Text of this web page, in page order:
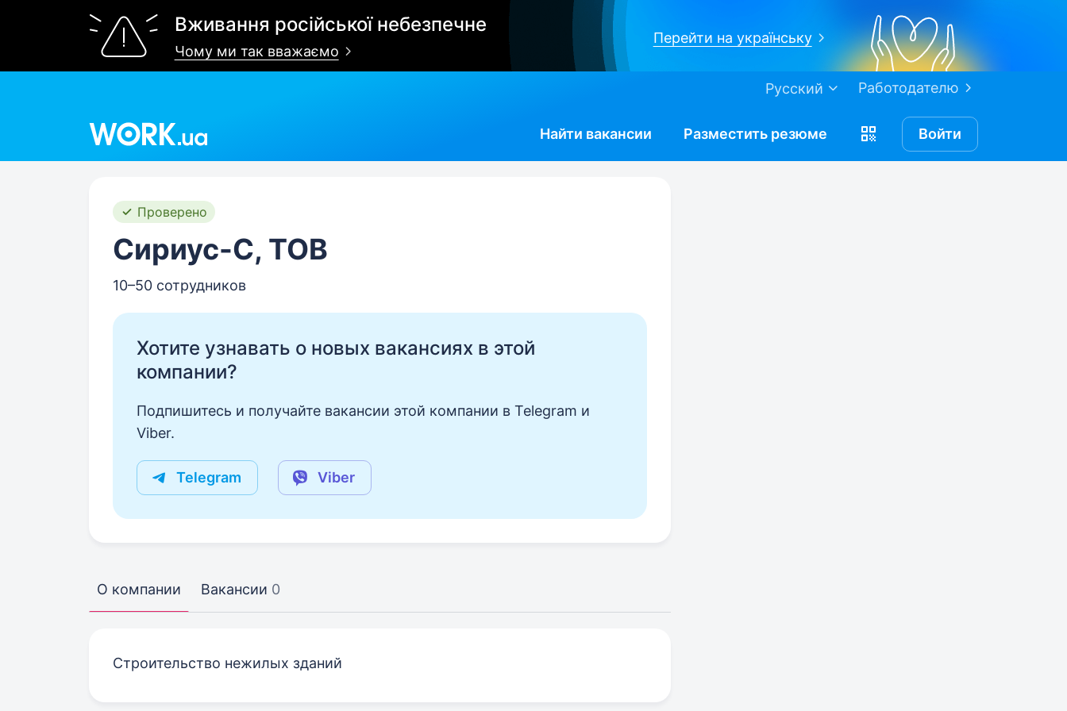
Вживання російської небезпечне
Чому ми так вважаємо
Перейти на українську
Работодателю
Русский
Найти вакансии Разместить резюме Войти
Проверено
Сириус-С, ТОВ
10–50 сотрудников
Хотите узнавать о новых вакансиях в этой
компании?
Подпишитесь и получайте вакансии этой компании в Telegram и
Viber.
Telegram Viber
О компании Вакансии 0
Строительство нежилых зданий